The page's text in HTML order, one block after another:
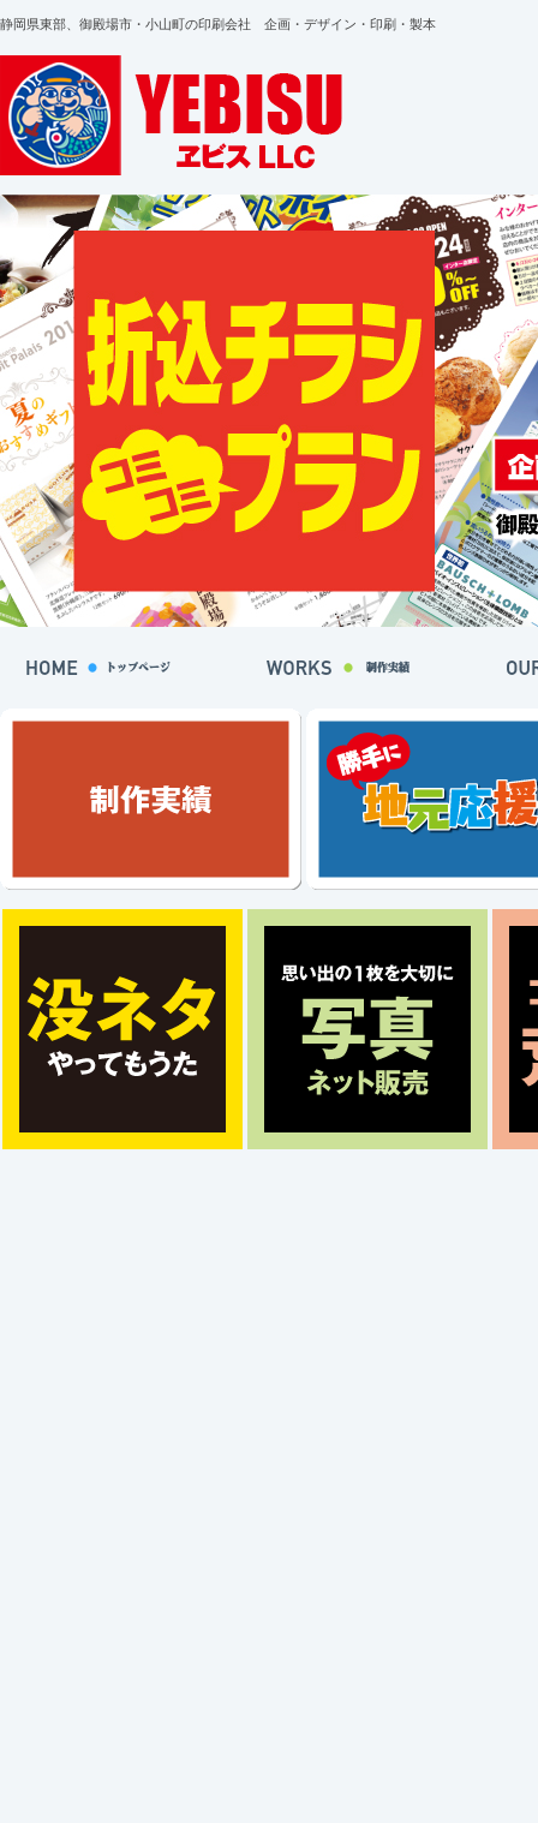
静岡県東部、御殿場市・小山町の印刷会社 企画・デザイン・印刷・製本